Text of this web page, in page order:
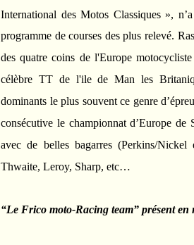
International des Motos Classiques »,
programme de courses des plus relevé.
des quatre coins de l'Europe
célèbre TT de l'ile de Man les
dominants le plus souvent ce genre
consécutive le championnat d’Europe de
avec de belles bagarres (Perkins/
Thwaite, Leroy, Sharp, etc…
“Le Frico moto-Racing team” présent en